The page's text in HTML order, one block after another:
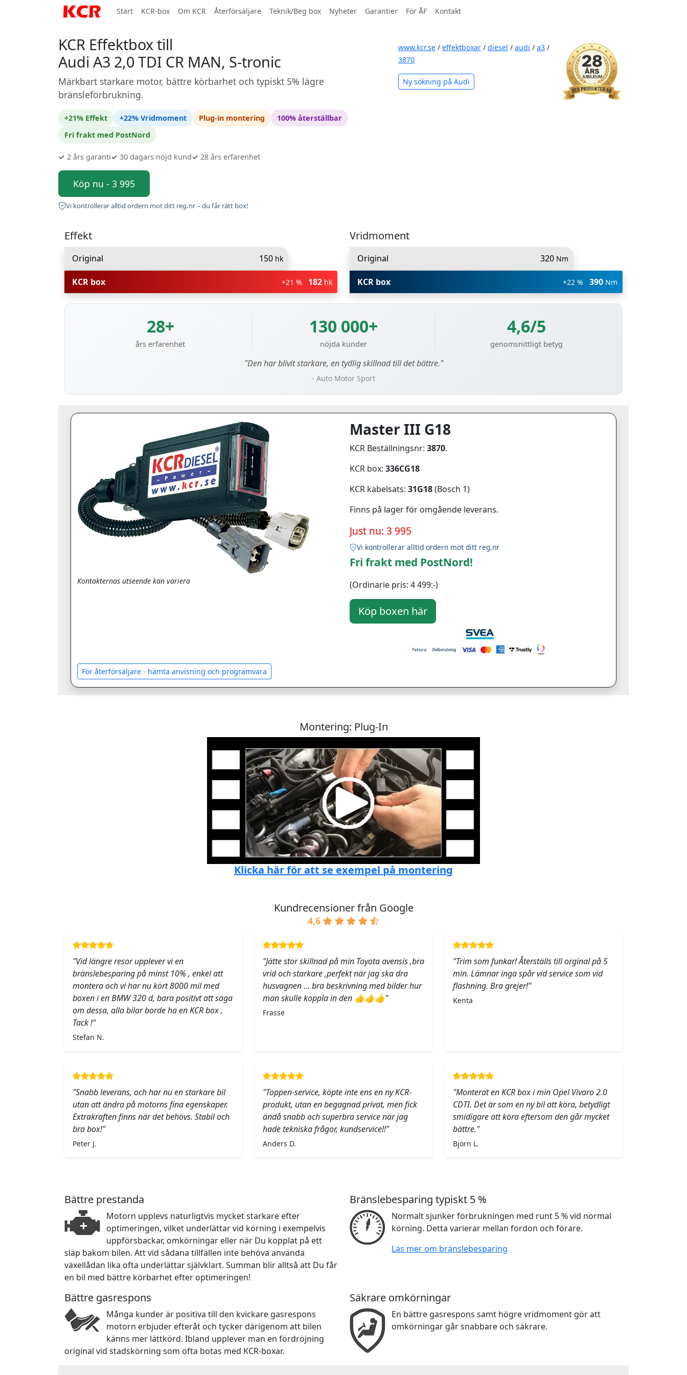
Start KCR-box Om KCR Återförsäljare Teknik/Beg box Nyheter Garantier För ÅF Kontakt
KCR Effektbox till
Audi A3 2,0 TDI CR MAN, S-tronic
Märkbart starkare motor, bättre körbarhet och typiskt 5% lägre
bränsleförbrukning.
+21% Effekt +22% Vridmoment Plug-in montering
100% återställbar
Fri frakt med PostNord
✓ 2 års garanti✓ 30 dagars nöjd kund✓ 28 års erfarenhet
Köp nu - 3 995
Vi kontrollerar alltid ordern mot ditt reg.nr – du får rätt box!
www.kcr.se / effektboxar / diesel / audi / a3 /
3870
Ny sökning på Audi
Effekt
Original 150 hk
KCR box +21 % 182 hk
Vridmoment
Original 320 Nm
KCR box +22 % 390 Nm
28+
års erfarenhet
130 000+
nöjda kunder
4,6/5
genomsnittligt betyg
"Den har blivit starkare, en tydlig skillnad till det bättre."
- Auto Motor Sport
Kontakternas utseende kan variera
Master III G18
KCR Beställningsnr: 3870.
KCR box: 336CG18
KCR kabelsats: 31G18(Bosch 1)
Finns på lager för omgående leverans.
Just nu: 3 995
Vi kontrollerar alltid ordern mot ditt reg.nr
Fri frakt med PostNord!
(Ordinarie pris: 4 499:-)
För återförsäljare - hämta anvisning och programvara
Montering: Plug-In
Klicka här för att se exempel på montering
Kundrecensioner från Google
4,6
"Vid längre resor upplever vi en
bränslebesparing på minst 10% , enkel att
montera och vi har nu kört 8000 mil med
boxen i en BMW 320 d, bara positivt att säga
om dessa, alla bilar borde ha en KCR box ,
Tack !"
Stefan N.
"Jätte stor skillnad på min Toyota avensis ,bra
vrid och starkare ,perfekt när jag ska dra
husvagnen … bra beskrivning med bilder hur
man skulle koppla in den 👍👍👍"
Frasse
"Trim som funkar! Återställs till orginal på 5
min. Lämnar inga spår vid service som vid
flashning. Bra grejer!"
Kenta
"Snabb leverans, och har nu en starkare bil
utan att ändra på motorns fina egenskaper.
Extrakraften finns när det behövs. Stabil och
bra box!"
Peter J.
"Toppen-service, köpte inte ens en ny KCR-
produkt, utan en begagnad privat, men fick
ändå snabb och superbra service när jag
hade tekniska frågor, kundservice!!"
Anders D.
"Monterat en KCR box i min Opel Vivaro 2.0
CDTI. Det är som en ny bil att köra, betydligt
smidigare att köra eftersom den går mycket
bättre."
Björn L.
Bättre prestanda
Motorn upplevs naturligtvis mycket starkare efter
optimeringen, vilket underlättar vid körning i exempelvis
uppförsbackar, omkörningar eller när Du kopplat på ett
släp bakom bilen. Att vid sådana tillfällen inte behöva använda
växellådan lika ofta underlättar självklart. Summan blir alltså att Du får
en bil med bättre körbarhet efter optimeringen!
Bränslebesparing typiskt 5 %
Normalt sjunker förbrukningen med runt 5 % vid normal
körning. Detta varierar mellan fordon och förare.
Läs mer om bränslebesparing
Bättre gasrespons
Många kunder är positiva till den kvickare gasrespons
motorn erbjuder efteråt och tycker därigenom att bilen
känns mer lättkörd. Ibland upplever man en fördröjning
original vid stadskörning som ofta botas med KCR-boxar.
Säkrare omkörningar
En bättre gasrespons samt högre vridmoment gör att
omkörningar går snabbare och säkrare.